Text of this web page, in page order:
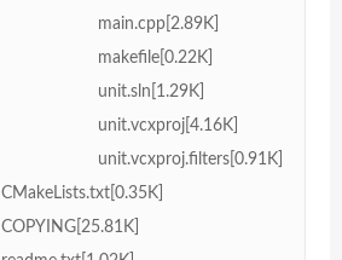
main.cpp[2.89K]
makefile[0.22K]
unit.sln[1.29K]
unit.vcxproj[4.16K]
unit.vcxproj.filters[0.91K]
CMakeLists.txt[0.35K]
COPYING[25.81K]